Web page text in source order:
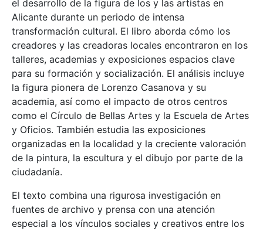
el desarrollo de la figura de los y las artistas en
Alicante durante un periodo de intensa
transformación cultural. El libro aborda cómo los
creadores y las creadoras locales encontraron en los
talleres, academias y exposiciones espacios clave
para su formación y socialización. El análisis incluye
la figura pionera de Lorenzo Casanova y su
academia, así como el impacto de otros centros
como el Círculo de Bellas Artes y la Escuela de Artes
y Oficios. También estudia las exposiciones
organizadas en la localidad y la creciente valoración
de la pintura, la escultura y el dibujo por parte de la
ciudadanía.
El texto combina una rigurosa investigación en
fuentes de archivo y prensa con una atención
especial a los vínculos sociales y creativos entre los